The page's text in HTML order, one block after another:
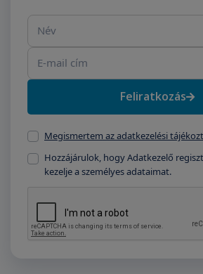
Név
E-mail cím
Feliratkozás
Megismertem az adatkezelési
Hozzájárulok, hogy Adatkezelő
kezelje a személyes adataimat.